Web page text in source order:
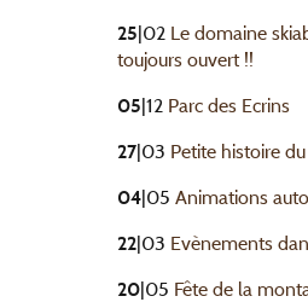
25|02 Le domaine
toujours ouvert !!
05|12 Parc des Ecrins
27|03 Petite histoire
04|05 Animations
22|03 Evènements
20|05 Fête de la